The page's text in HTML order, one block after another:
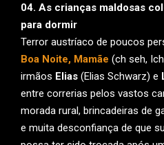
04. As crianças maldosas
para dormir
Terror austríaco de poucos
Boa Noite, Mamãe (ch seh,
irmãos Elias (Elias Schwarz) e
entre correrias pelos vastos
morada rural, brincadeiras de
e muita desconfiança de que